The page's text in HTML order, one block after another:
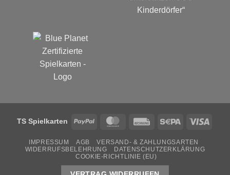
TS Spielkarten PayPal MasterCardRechungSepa Visa
IMPRESSUM AGB
VERSAND- & ZAHLUNGSARTEN
WIDERRUFSBELEHRUNG
DATENSCHUTZERKLÄRUNG
COOKIE-RICHTLINIE (EU)